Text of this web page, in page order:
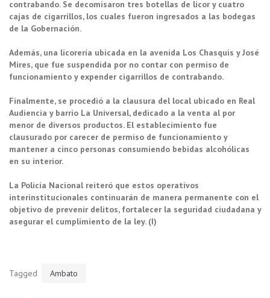
contrabando. Se decomisaron tres botellas de licor y cuatro
cajas de cigarrillos, los cuales fueron ingresados a las bodegas
de la Gobernación.
Además, una licorería ubicada en la avenida Los Chasquis y José
Mires, que fue suspendida por no contar con permiso de
funcionamiento y expender cigarrillos de contrabando.
Finalmente, se procedió a la clausura del local ubicado en Real
Audiencia y barrio La Universal, dedicado a la venta al por
menor de diversos productos. El establecimiento fue
clausurado por carecer de permiso de funcionamiento y
mantener a cinco personas consumiendo bebidas alcohólicas
en su interior.
La Policía Nacional reiteró que estos operativos
interinstitucionales continuarán de manera permanente con el
objetivo de prevenir delitos, fortalecer la seguridad ciudadana y
asegurar el cumplimiento de la ley. (I)
Tagged Ambato